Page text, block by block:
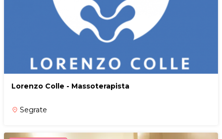
Lorenzo Colle - Massoterapista
place Segrate